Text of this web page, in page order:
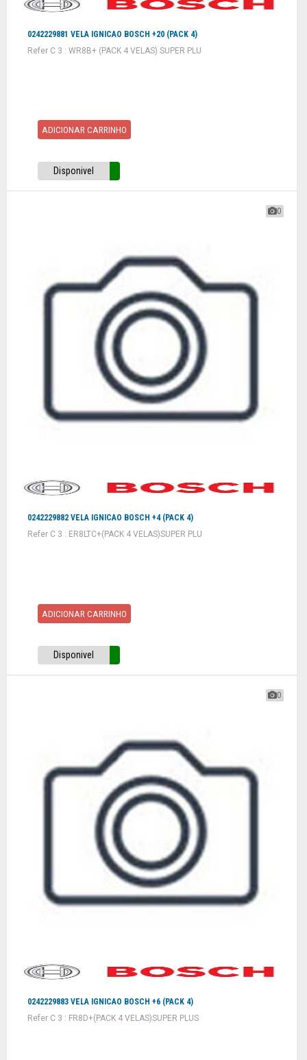
0242229881 VELA IGNICAO BOSCH +20 (PACK 4)
Refer C 3 : WR8B+ (PACK 4 VELAS) SUPER PLU
ADICIONAR CARRINHO
Disponivel
0
0242229882 VELA IGNICAO BOSCH +4 (PACK 4)
Refer C 3 : ER8LTC+(PACK 4 VELAS)SUPER PLU
ADICIONAR CARRINHO
Disponivel
0
0242229883 VELA IGNICAO BOSCH +6 (PACK 4)
Refer C 3 : FR8D+(PACK 4 VELAS)SUPER PLUS